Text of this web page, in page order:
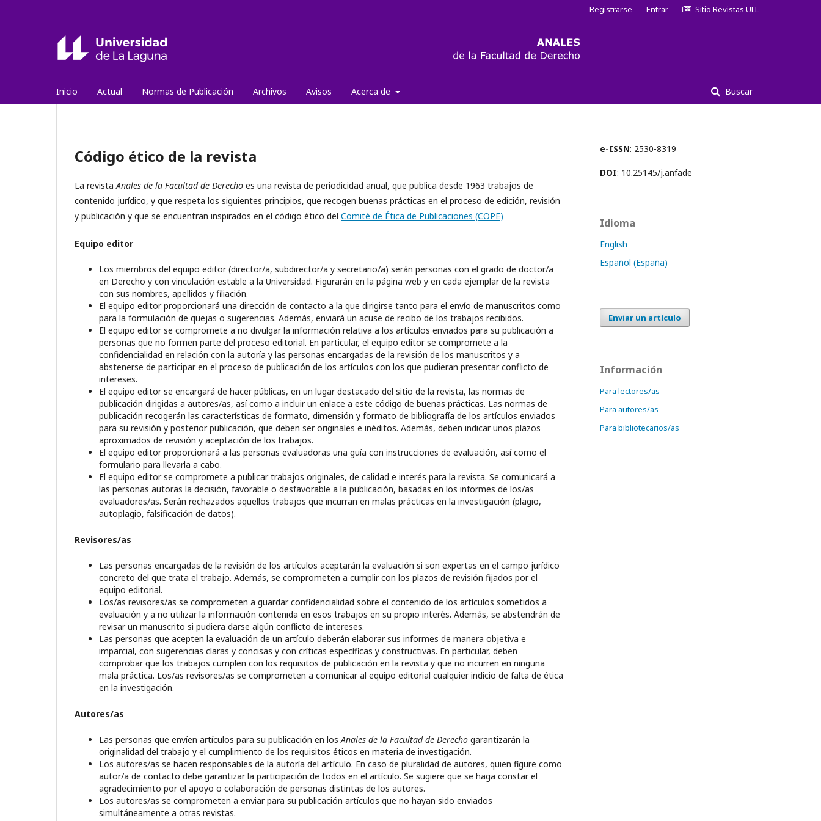
Inicio Actual Normas de Publicación Archivos Avisos Acerca de Buscar
Registrarse Entrar Sitio Revistas ULL
Código ético de la revista
La revistaAnales de la Facultad de Derecho es una revista de periodicidad anual, que publica desde 1963 trabajos de
contenido jurídico, y que respeta los siguientes principios, que recogen buenas prácticas en el proceso de edición, revisión
y publicación y que se encuentran inspirados en el código ético del Comité de Ética de Publicaciones (COPE)
Equipo editor
Los miembros del equipo editor (director/a, subdirector/a y secretario/a) serán personas con el grado de doctor/a
en Derecho y con vinculación estable a la Universidad. Figurarán en la página web y en cada ejemplar de la revista
con sus nombres, apellidos y filiación.
El equipo editor proporcionará una dirección de contacto a la que dirigirse tanto para el envío de manuscritos como
para la formulación de quejas o sugerencias. Además, enviará un acuse de recibo de los trabajos recibidos.
El equipo editor se compromete a no divulgar la información relativa a los artículos enviados para su publicación a
personas que no formen parte del proceso editorial. En particular, el equipo editor se compromete a la
confidencialidad en relación con la autoría y las personas encargadas de la revisión de los manuscritos y a
abstenerse de participar en el proceso de publicación de los artículos con los que pudieran presentar conflicto de
intereses.
El equipo editor se encargará de hacer públicas, en un lugar destacado del sitio de la revista, las normas de
publicación dirigidas a autores/as, así como a incluir un enlace a este código de buenas prácticas. Las normas de
publicación recogerán las características de formato, dimensión y formato de bibliografía de los artículos enviados
para su revisión y posterior publicación, que deben ser originales e inéditos. Además, deben indicar unos plazos
aproximados de revisión y aceptación de los trabajos.
El equipo editor proporcionará a las personas evaluadoras una guía con instrucciones de evaluación, así como el
formulario para llevarla a cabo.
El equipo editor se compromete a publicar trabajos originales, de calidad e interés para la revista. Se comunicará a
las personas autoras la decisión, favorable o desfavorable a la publicación, basadas en los informes de los/as
evaluadores/as. Serán rechazados aquellos trabajos que incurran en malas prácticas en la investigación (plagio,
autoplagio, falsificación de datos).
Revisores/as
Las personas encargadas de la revisión de los artículos aceptarán la evaluación si son expertas en el campo jurídico
concreto del que trata el trabajo. Además, se comprometen a cumplir con los plazos de revisión fijados por el
equipo editorial.
Los/as revisores/as se comprometen a guardar confidencialidad sobre el contenido de los artículos sometidos a
evaluación y a no utilizar la información contenida en esos trabajos en su propio interés. Además, se abstendrán de
revisar un manuscrito si pudiera darse algún conflicto de intereses.
Las personas que acepten la evaluación de un artículo deberán elaborar sus informes de manera objetiva e
imparcial, con sugerencias claras y concisas y con críticas específicas y constructivas. En particular, deben
comprobar que los trabajos cumplen con los requisitos de publicación en la revista y que no incurren en ninguna
mala práctica. Los/as revisores/as se comprometen a comunicar al equipo editorial cualquier indicio de falta de ética
en la investigación.
Autores/as
Las personas que envíen artículos para su publicación en losAnales de la Facultad de Derecho garantizarán la
originalidad del trabajo y el cumplimiento de los requisitos éticos en materia de investigación.
Los autores/as se hacen responsables de la autoría del artículo. En caso de pluralidad de autores, quien figure como
autor/a de contacto debe garantizar la participación de todos en el artículo. Se sugiere que se haga constar el
agradecimiento por el apoyo o colaboración de personas distintas de los autores.
Los autores/as se comprometen a enviar para su publicación artículos que no hayan sido enviados
simultáneamente a otras revistas.
e-ISSN: 2530-8319
DOI: 10.25145/j.anfade
Idioma
English
Español (España)
Enviar un artículo
Información
Para lectores/as
Para autores/as
Para bibliotecarios/as